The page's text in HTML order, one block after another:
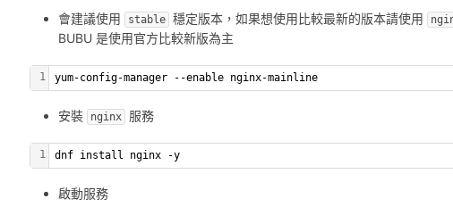
會建議使用 stable 穩定版本，如果想使用比較最新的版本請使用
BUBU 是使用官方比較新版為主
1 yum-config-manager --enable nginx-mainline
安裝 nginx 服務
1 dnf install nginx -y
啟動服務